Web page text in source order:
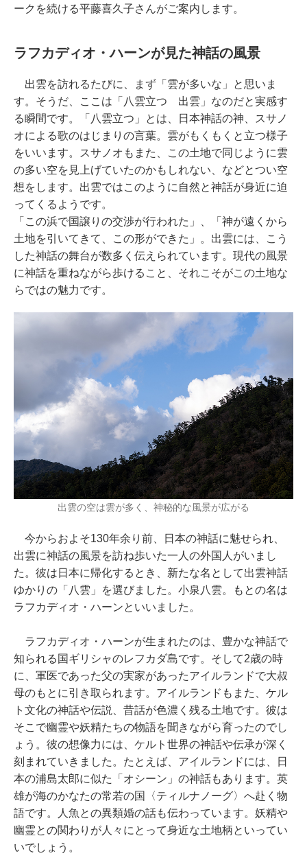
ークを続ける平藤喜久子さんがご案内します。
ラフカディオ・ハーンが見た神話の風景
出雲を訪れるたびに、まず「雲が多いな」と思いま
す。そうだ、ここは「八雲立つ 出雲」なのだと実感す
る瞬間です。「八雲立つ」とは、日本神話の神、スサノ
オによる歌のはじまりの言葉。雲がもくもくと立つ様子
をいいます。スサノオもまた、この土地で同じように雲
の多い空を見上げていたのかもしれない、などとつい空
想をします。出雲ではこのように自然と神話が身近に迫
ってくるようです。
「この浜で国譲りの交渉が行われた」、「神が遠くから
土地を引いてきて、この形ができた」。出雲には、こう
した神話の舞台が数多く伝えられています。現代の風景
に神話を重ねながら歩けること、それこそがこの土地な
らではの魅力です。
出雲の空は雲が多く、神秘的な風景が広がる
今からおよそ130年余り前、日本の神話に魅せられ、
出雲に神話の風景を訪ね歩いた一人の外国人がいまし
た。彼は日本に帰化するとき、新たな名として出雲神話
ゆかりの「八雲」を選びました。小泉八雲。もとの名は
ラフカディオ・ハーンといいました。
ラフカディオ・ハーンが生まれたのは、豊かな神話で
知られる国ギリシャのレフカダ島です。そして2歳の時
に、軍医であった父の実家があったアイルランドで大叔
母のもとに引き取られます。アイルランドもまた、ケル
ト文化の神話や伝説、昔話が色濃く残る土地です。彼は
そこで幽霊や妖精たちの物語を聞きながら育ったのでし
ょう。彼の想像力には、ケルト世界の神話や伝承が深く
刻まれていきました。たとえば、アイルランドには、日
本の浦島太郎に似た「オシーン」の神話もあります。英
雄が海のかなたの常若の国〈ティルナノーグ〉へ赴く物
語です。人魚との異類婚の話も伝わっています。妖精や
幽霊との関わりが人々にとって身近な土地柄といってい
いでしょう。